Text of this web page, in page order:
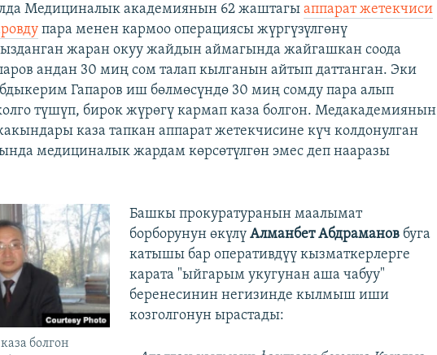
Медициналык академиянын 62 жаштагыаппарат жетекчиси
пара менен кармоо операциясы жүргүзүлгөнү
жаран окуу жайдын аймагында жайгашкан соода
андан 30 миң сом талап кылганын айтып даттанган. Эки
Гапаров иш бөлмөсүндө 30 миң сомду пара алып
түшүп, бирок жүрөгү кармап каза болгон. Медакадемиянын
каза тапкан аппарат жетекчисине күч колдонулган
медициналык жардам көрсөтүлгөн эмес деп нааразы
болгон
Башкы прокуратуранын маалымат
борборунун өкүлү Алманбет Абдрамановбуга
катышы бар оперативдүү кызматкерлерге
карата "ыйгарым укугунан аша чабуу"
беренесинин негизинде кылмыш иши
козголгонун ырастады: